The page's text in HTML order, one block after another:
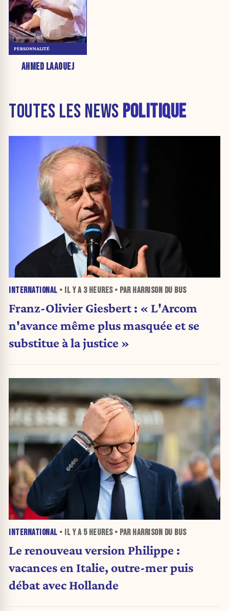
AHMED LAAOUEJ
PERSONNALITÉ
TOUTES LES NEWS POLITIQUE
INTERNATIONAL • IL Y A 3 HEURES• PAR HARRISON DU BUS
Franz-Olivier Giesbert : « L'Arcom
n'avance même plus masquée et se
substitue à la justice »
INTERNATIONAL • IL Y A 5 HEURES• PAR HARRISON DU BUS
Le renouveau version Philippe :
vacances en Italie, outre-mer puis
débat avec Hollande